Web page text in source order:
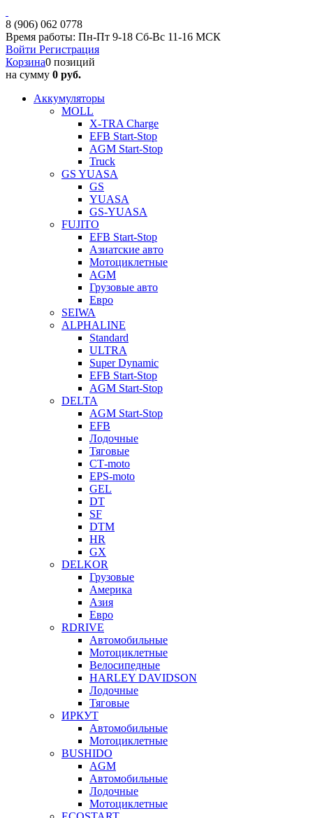
8 (906) 062 0778
Время работы: Пн-Пт 9-18 Сб-Вс 11-16 МСК
Войти Регистрация
Корзина0 позиций
на сумму 0 руб.
Аккумуляторы
MOLL
X-TRA Charge
EFB Start-Stop
AGM Start-Stop
Truck
GS YUASA
GS
YUASA
GS-YUASA
FUJITO
EFB Start-Stop
Азиатские авто
Мотоциклетные
AGM
Грузовые авто
Евро
SEIWA
ALPHALINE
Standard
ULTRA
Super Dynamic
EFB Start-Stop
AGM Start-Stop
DELTA
AGM Start-Stop
EFB
Лодочные
Тяговые
СТ-moto
EPS-moto
GEL
DT
SF
DTM
HR
GX
DELKOR
Грузовые
Америка
Азия
Евро
RDRIVE
Автомобильные
Мотоциклетные
Велосипедные
HARLEY DAVIDSON
Лодочные
Тяговые
ИРКУТ
Автомобильные
Мотоциклетные
BUSHIDO
AGM
Автомобильные
Лодочные
Мотоциклетные